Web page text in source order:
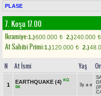
PLASE
7. Koşu 17.00
Ikramiye:1.)600.000 t 2.)240.000 t
At Sahibi Primi:1.)120.000 t 2.)
N At İsmi Yaş
1
EARTHQUAKE (4) KG
SK
3y a e